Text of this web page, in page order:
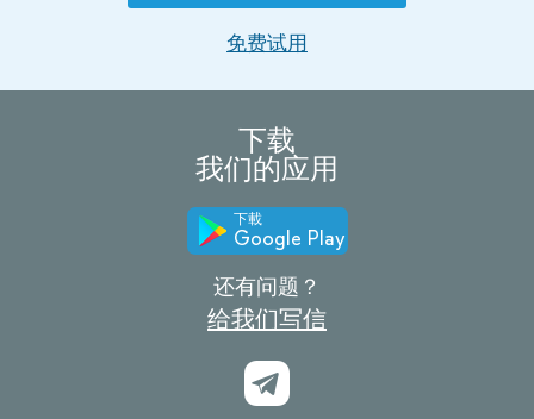
免费试用
下载
我们的应用
下載
Google Play
还有问题？
给我们写信